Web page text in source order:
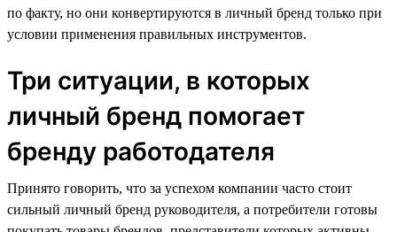
по факту, но они конвертируются в личный бренд только при
условии применения правильных инструментов.
Три ситуации, в которых
личный бренд помогает
бренду работодателя
Принято говорить, что за успехом компании часто стоит
сильный личный бренд руководителя, а потребители готовы